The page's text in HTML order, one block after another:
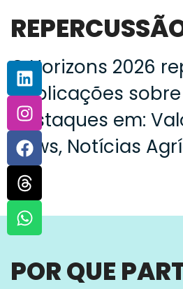
O Horizons 2026
publicações
Destaques em:
News, Notícias
POR QUE